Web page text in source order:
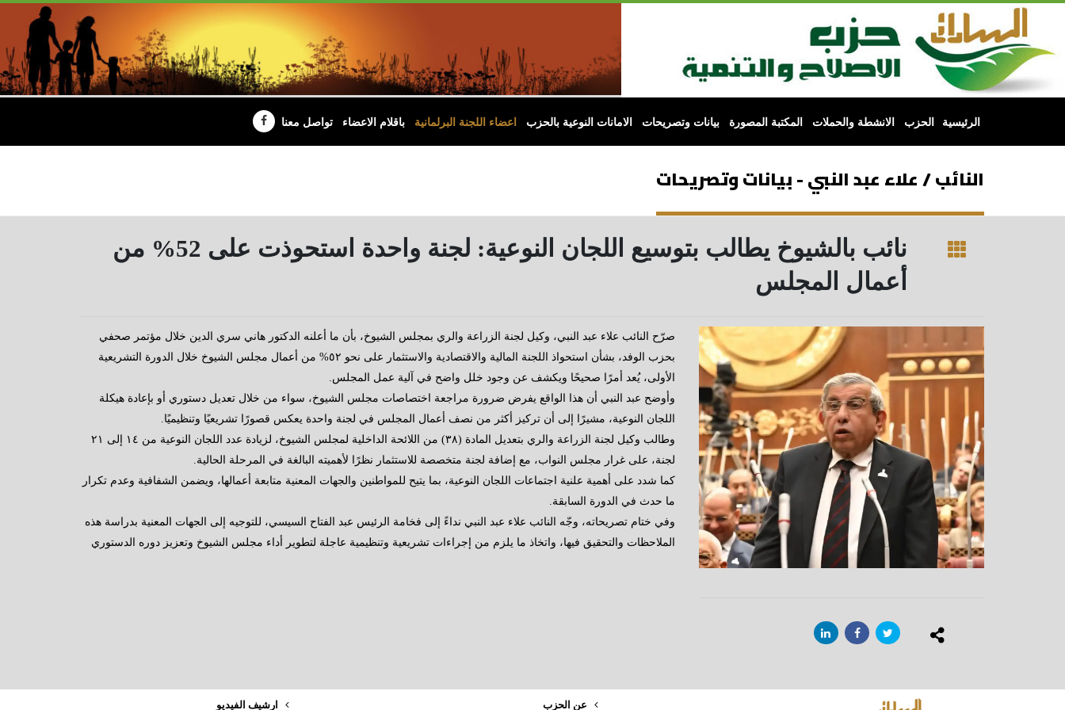
الرئيسية الحزب الانشطة والحملات المكتبة المصورة بيانات وتصريحات الامانات النوعية بالحزب اعضاء اللجنة البرلمانية باقلام الاعضاء تواصل معنا
النائب / علاء عبد النبي - بيانات وتصريحات
نائب بالشيوخ يطالب بتوسيع اللجان النوعية: لجنة واحدة استحوذت على 52% من
أعمال المجلس
صرّح النائب علاء عبد النبي، وكيل لجنة الزراعة والري بمجلس الشيوخ، بأن ما أعلنه الدكتور هاني سري الدين خلال مؤتمر صحفي
بحزب الوفد، بشأن استحواذ اللجنة المالية والاقتصادية والاستثمار على نحو ٥٢% من أعمال مجلس الشيوخ خلال الدورة التشريعية
الأولى، يُعد أمرًا صحيحًا ويكشف عن وجود خلل واضح في آلية عمل المجلس.
وأوضح عبد النبي أن هذا الواقع يفرض ضرورة مراجعة اختصاصات مجلس الشيوخ، سواء من خلال تعديل دستوري أو بإعادة هيكلة
اللجان النوعية، مشيرًا إلى أن تركيز أكثر من نصف أعمال المجلس في لجنة واحدة يعكس قصورًا تشريعيًا وتنظيميًا.
وطالب وكيل لجنة الزراعة والري بتعديل المادة (٣٨) من اللائحة الداخلية لمجلس الشيوخ، لزيادة عدد اللجان النوعية من ١٤ إلى ٢١
لجنة، على غرار مجلس النواب، مع إضافة لجنة متخصصة للاستثمار نظرًا لأهميته البالغة في المرحلة الحالية.
كما شدد على أهمية علنية اجتماعات اللجان النوعية، بما يتيح للمواطنين والجهات المعنية متابعة أعمالها، ويضمن الشفافية وعدم تكرار
ما حدث في الدورة السابقة.
وفي ختام تصريحاته، وجّه النائب علاء عبد النبي نداءً إلى فخامة الرئيس عبد الفتاح السيسي، للتوجيه إلى الجهات المعنية بدراسة هذه
الملاحظات والتحقيق فيها، واتخاذ ما يلزم من إجراءات تشريعية وتنظيمية عاجلة لتطوير أداء مجلس الشيوخ وتعزيز دوره الدستوري
عن الحزب ارشيف الفيديو